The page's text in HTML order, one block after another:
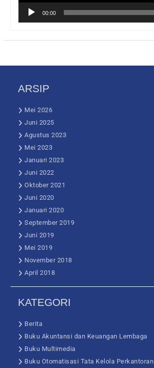
00:00
ARSIP
Mei 2026
Juni 2025
Agustus 2023
Mei 2023
Januari 2023
Juni 2022
Oktober 2021
Juni 2020
Januari 2020
September 2019
Juni 2019
Mei 2019
November 2018
April 2018
KATEGORI
Berita
Buku Akuntansi dan Keuangan Lembaga
Buku Multimedia
Buku Otomatisasi Tata Kelola Perkantoran